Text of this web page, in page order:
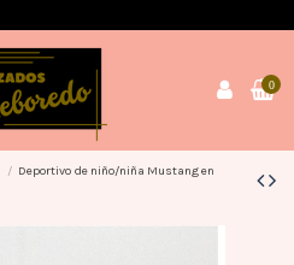
0
Deportivo de niño/niña Mustang en